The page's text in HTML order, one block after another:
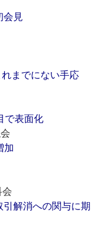
会見
までにない手応
で表面化
加
会
引解消への関与に期